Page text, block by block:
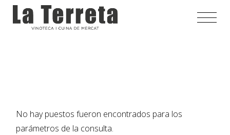
Saltar
contenido
No hay puestos fueron encontrados para los
parámetros de la consulta.